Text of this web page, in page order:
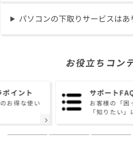
パソコンの下取りサービスはあ
お役立ちコン
ポイント
お得な使い
サポート
お客様の「困
「知りたい」